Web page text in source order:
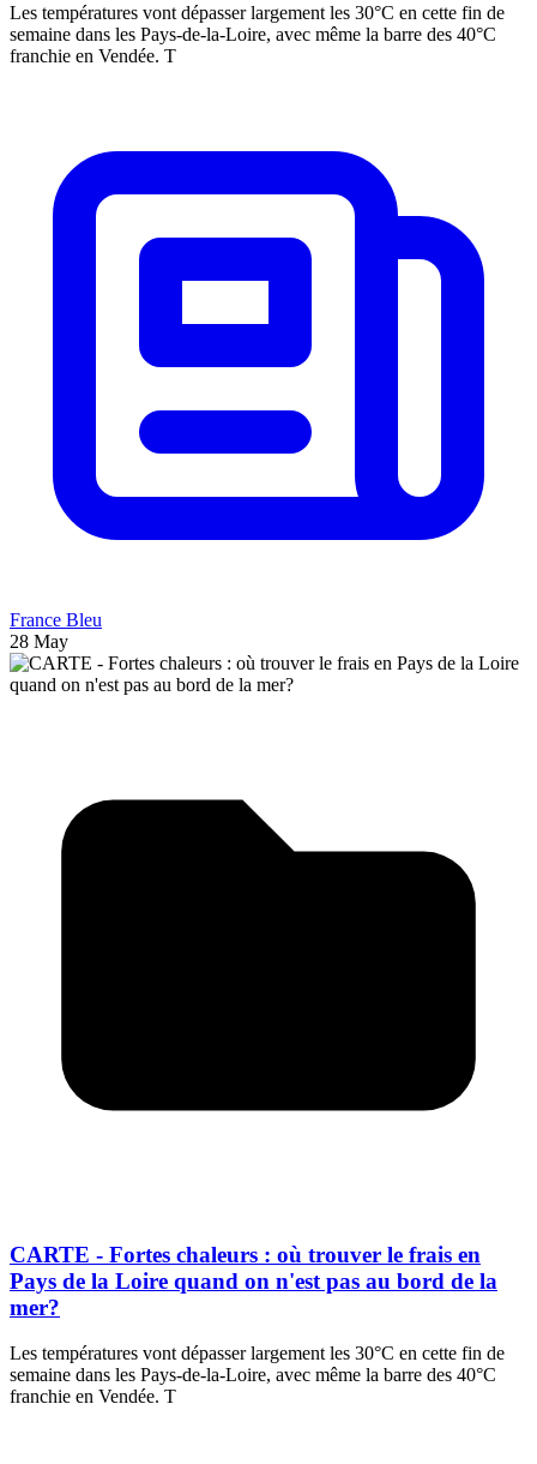
Les températures vont dépasser largement les 30°C en cette fin de
semaine dans les Pays-de-la-Loire, avec même la barre des 40°C
franchie en Vendée. T
France Bleu
28 May
CARTE - Fortes chaleurs : où trouver le frais en
Pays de la Loire quand on n'est pas au bord de la
mer?
Les températures vont dépasser largement les 30°C en cette fin de
semaine dans les Pays-de-la-Loire, avec même la barre des 40°C
franchie en Vendée. T